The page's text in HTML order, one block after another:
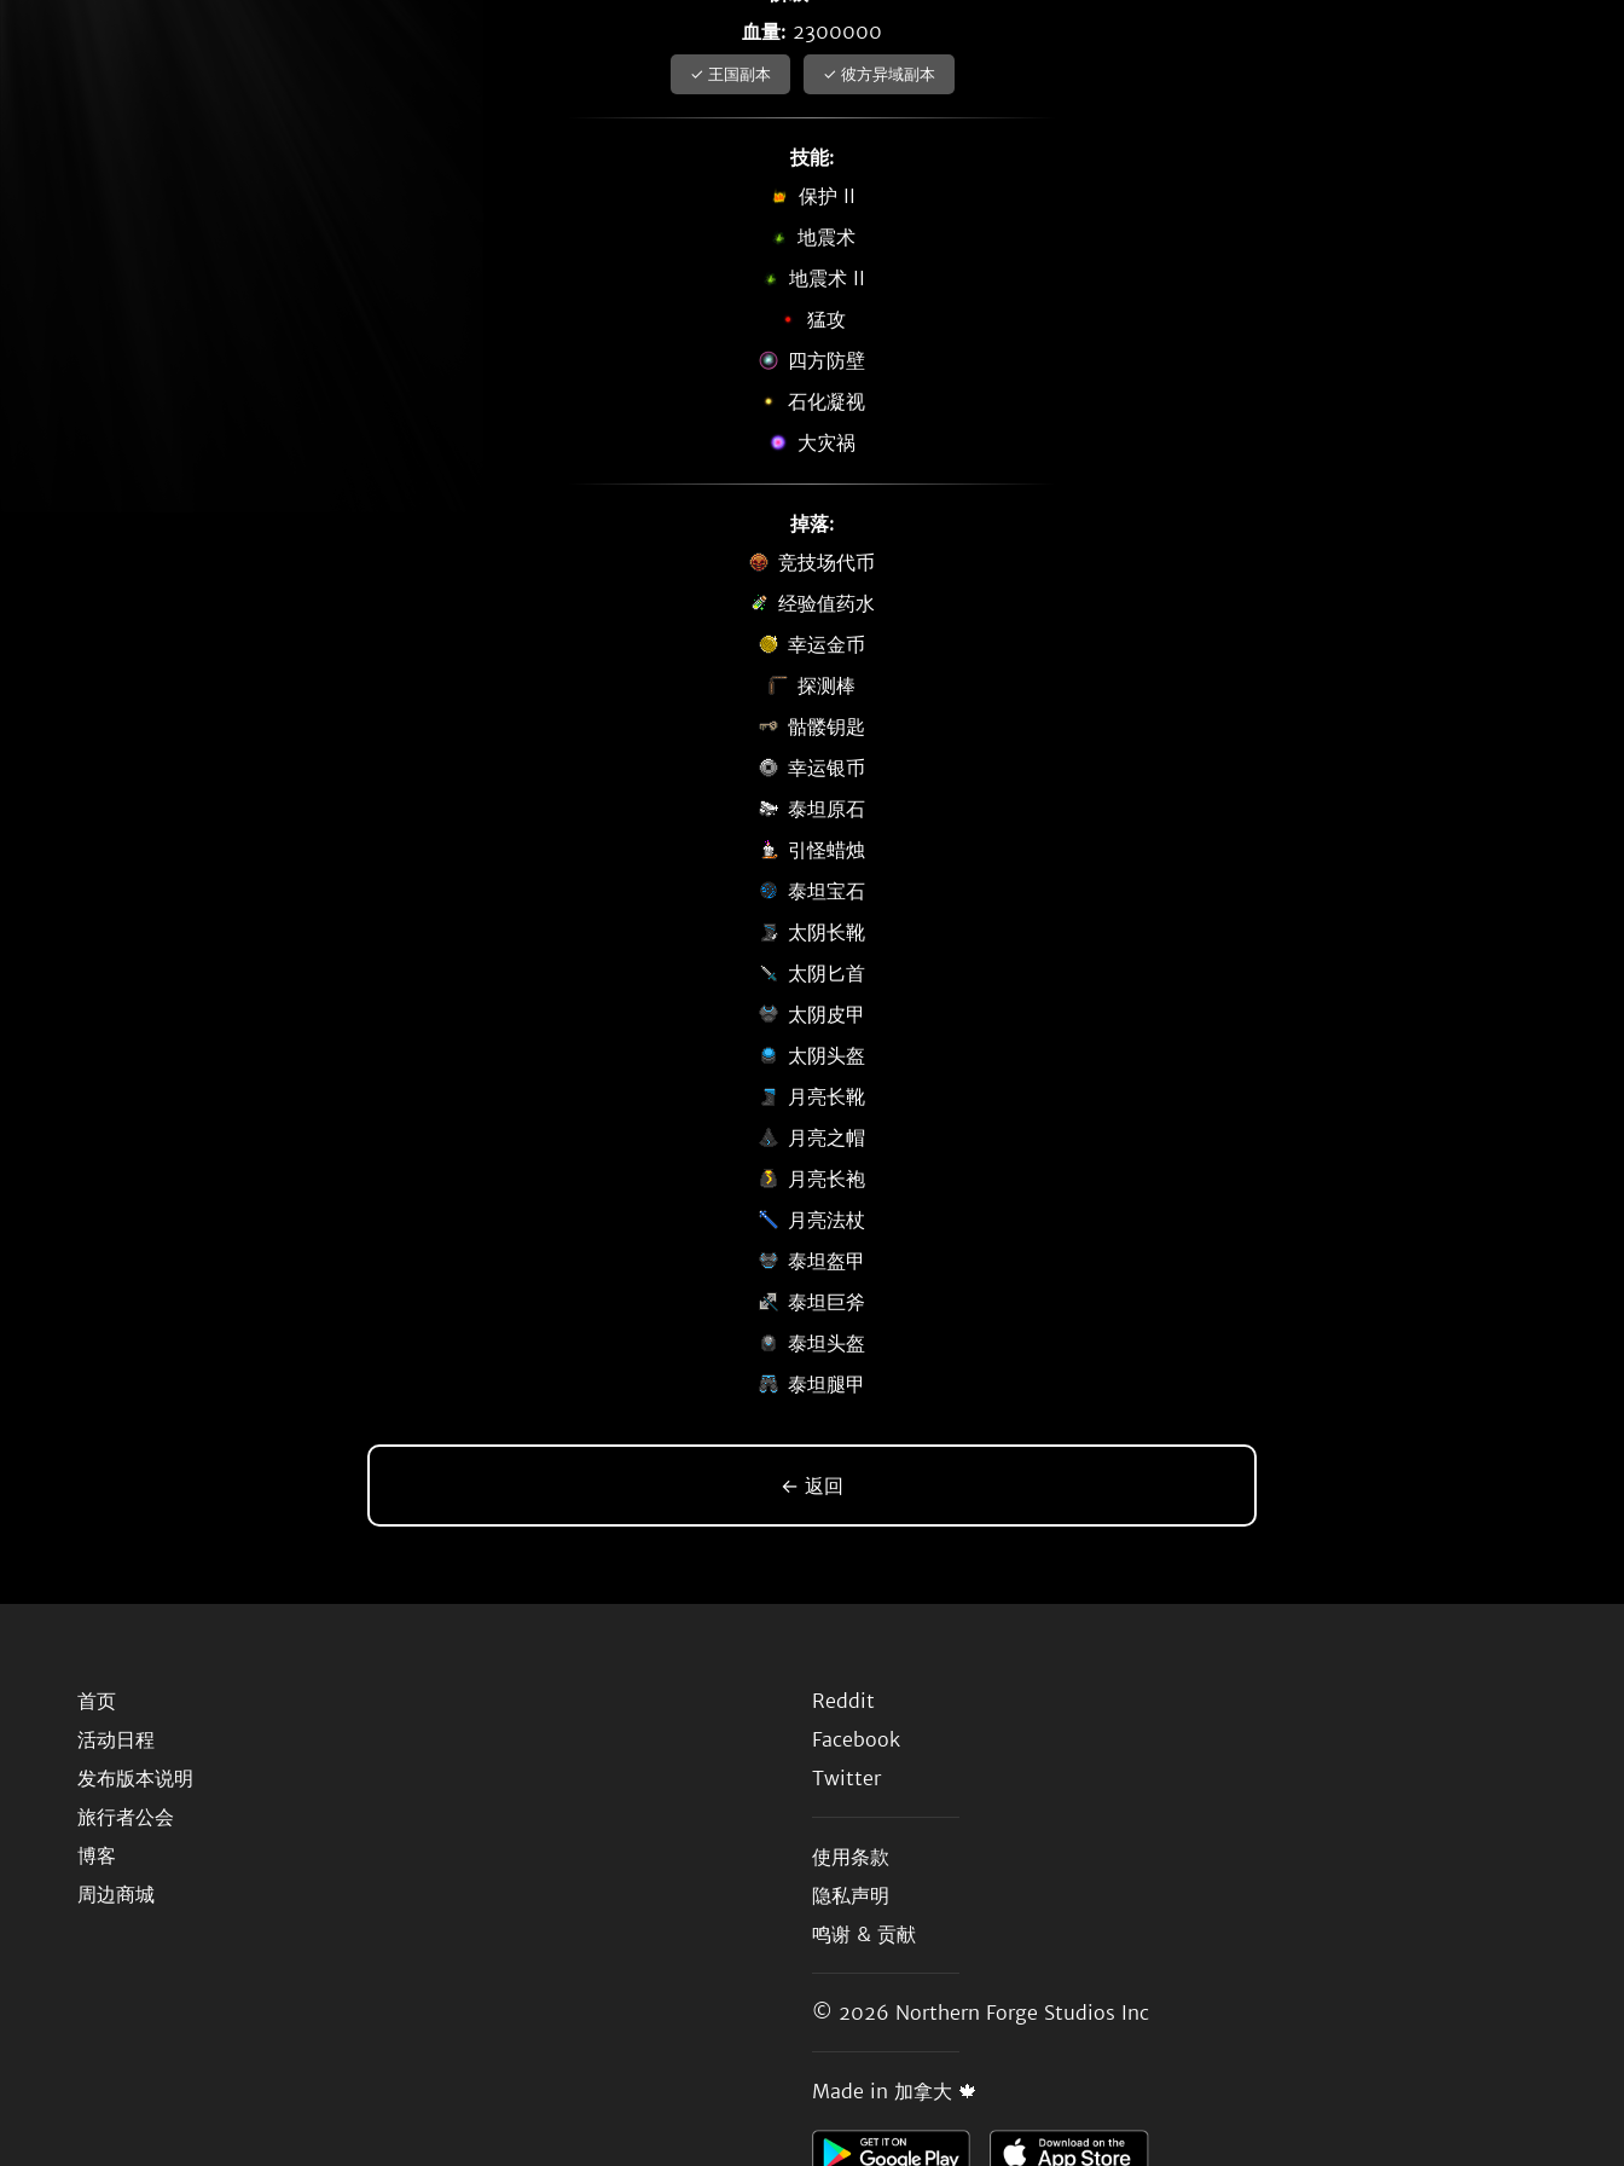
血量: 2300000
✓ 王国副本 ✓ 彼方异域副本
技能:
保护 II
地震术
地震术 II
猛攻
四方防壁
石化凝视
大灾祸
掉落:
竞技场代币
经验值药水
幸运金币
探测棒
骷髅钥匙
幸运银币
泰坦原石
引怪蜡烛
泰坦宝石
太阴长靴
太阴匕首
太阴皮甲
太阴头盔
月亮长靴
月亮之帽
月亮长袍
月亮法杖
泰坦盔甲
泰坦巨斧
泰坦头盔
泰坦腿甲
← 返回
首页
活动日程
发布版本说明
旅行者公会
博客
周边商城
Reddit
Facebook
Twitter
使用条款
隐私声明
鸣谢 & 贡献
© 2026 Northern Forge Studios Inc
Made in 加拿大 🍁